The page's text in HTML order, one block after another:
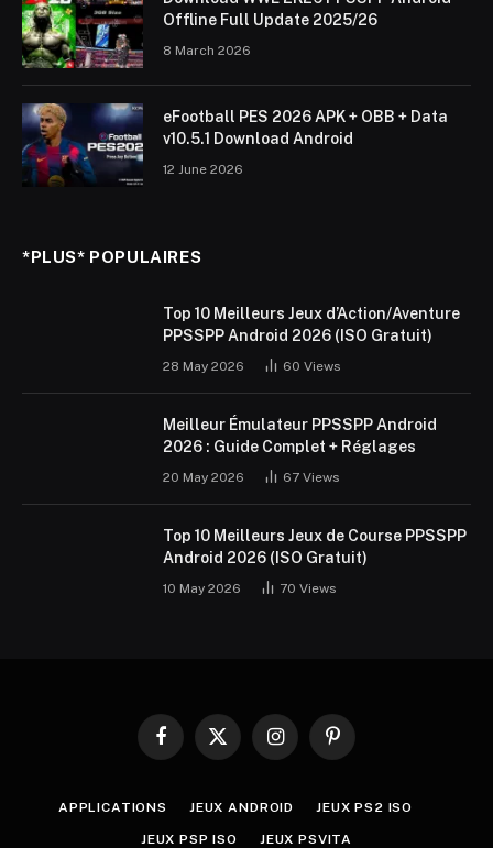
Offline Full Update 2025/26
8 March 2026
eFootball PES 2026 APK + OBB + Data
v10.5.1 Download Android
12 June 2026
*PLUS* POPULAIRES
Top 10 Meilleurs Jeux d’Action/Aventure
PPSSPP Android 2026 (ISO Gratuit)
28 May 2026 60 Views
Meilleur Émulateur PPSSPP Android
2026 : Guide Complet + Réglages
20 May 2026 67 Views
Top 10 Meilleurs Jeux de Course PPSSPP
Android 2026 (ISO Gratuit)
10 May 2026 70 Views
Facebook
X
InstagramPinterest
APPLICATIONS JEUX ANDROID JEUX PS2 ISO
JEUX PSP ISO JEUX PSVITA